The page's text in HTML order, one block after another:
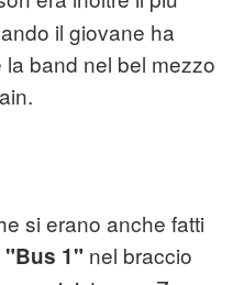
il giovane ha
band nel bel mezzo
si erano anche fatti
"Bus 1" nel braccio